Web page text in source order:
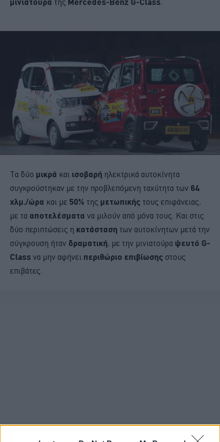
Τα δύο μικρά και ισοβαρή ηλεκτρικά αυτοκίνητα
συγκρούστηκαν με την προβλεπόμενη ταχύτητα των 64
χλμ./ώρα και με 50% της μετωπικής τους επιφάνειας,
με τα αποτελέσματα να μιλούν από μόνα τους. Και στις
δύο περιπτώσεις η κατάσταση των αυτοκίνητων μετά την
σύγκρουση ήταν δραματική, με την μινιατούρα ψευτό G-
Class να μην αφήνει περιθώριο επιβίωσης στους
επιβάτες.